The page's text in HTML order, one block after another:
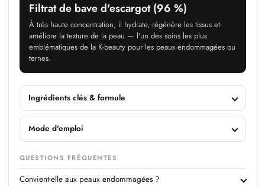
Filtrat de bave d'escargot (96 %)
À très haute concentration, il hydrate, régénère les tissus et
améliore la texture de la peau — l'un des soins les plus
emblématiques de la K-beauty pour les peaux endommagées ou
ternes.
Ingrédients clés & formule
Mode d'emploi
QUESTIONS FRÉQUENTES
Convient-elle aux peaux endommagées ?